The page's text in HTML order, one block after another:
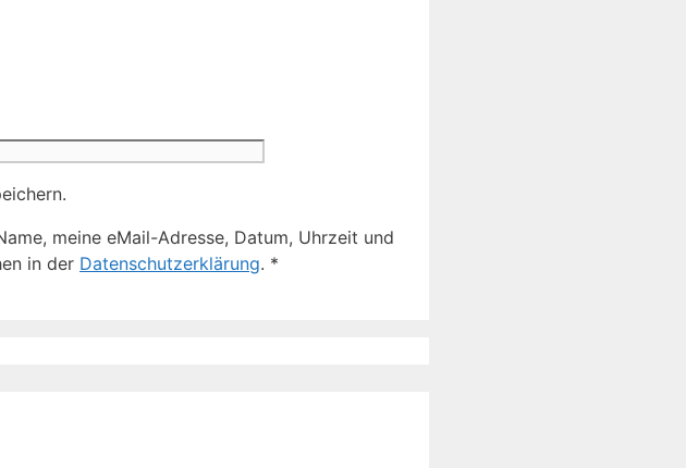
meine eMail-Adresse, Datum, Uhrzeit und
in der Datenschutzerklärung. *